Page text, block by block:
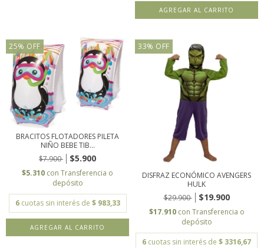
25% OFF
BRACITOS FLOTADORES PILETA
NIÑO BEBE TIB...
$7.900
$5.900
$5.310 con Transferencia o
depósito
6 cuotas sin interés de $ 983,33
AGREGAR AL CARRITO
33% OFF
DISFRAZ ECONÓMICO AVENGERS
HULK
$29.900
$19.900
$17.910 con Transferencia o
depósito
6 cuotas sin interés de $ 3316,67